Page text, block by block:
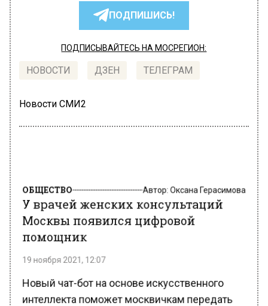
ПОДПИШИСЬ!
ПОДПИСЫВАЙТЕСЬ НА МОСРЕГИОН:
НОВОСТИ ДЗЕН ТЕЛЕГРАМ
Новости СМИ2
Москвы появился цифровой
помощник
19 ноября 2021, 12:07
Новый чат-бот на основе искусственного
интеллекта поможет москвичкам передать
жалобы на самочувствие перед приемом